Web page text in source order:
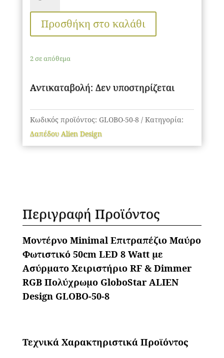
Minimal
Επιτραπέζιο
Μαύρο
50cm
8
με
Ασύρματο
Χειριστήριο
Πολύχρωμο
GloboStar
ALIEN
Design
GLOBO-
50-
8
Προσθήκη στο καλάθι
2 σε απόθεμα
Αντικαταβολή: Δεν υποστηρίζεται
Κωδικός προϊόντος: GLOBO-50-8
Κατηγορία:
Δαπέδου Alien Design
Περιγραφή Προϊόντος
Μοντέρνο Minimal Επιτραπέζιο Μαύρο
Φωτιστικό 50cm LED 8 Watt με
Ασύρματο Χειριστήριο RF & Dimmer
RGB Πολύχρωμο GloboStar ALIEN
Design GLOBO-50-8
Τεχνικά Χαρακτηριστικά Προϊόντος